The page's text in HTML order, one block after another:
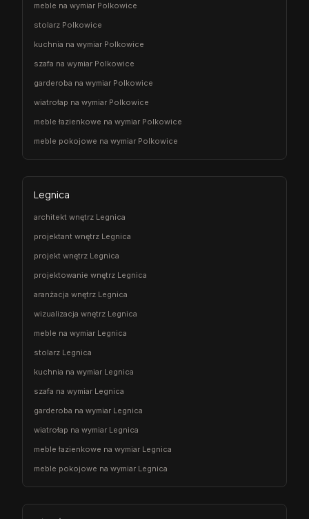
meble na wymiar Polkowice
stolarz Polkowice
kuchnia na wymiar Polkowice
szafa na wymiar Polkowice
garderoba na wymiar Polkowice
wiatrołap na wymiar Polkowice
meble łazienkowe na wymiar Polkowice
meble pokojowe na wymiar Polkowice
Legnica
architekt wnętrz Legnica
projektant wnętrz Legnica
projekt wnętrz Legnica
projektowanie wnętrz Legnica
aranżacja wnętrz Legnica
wizualizacja wnętrz Legnica
meble na wymiar Legnica
stolarz Legnica
kuchnia na wymiar Legnica
szafa na wymiar Legnica
garderoba na wymiar Legnica
wiatrołap na wymiar Legnica
meble łazienkowe na wymiar Legnica
meble pokojowe na wymiar Legnica